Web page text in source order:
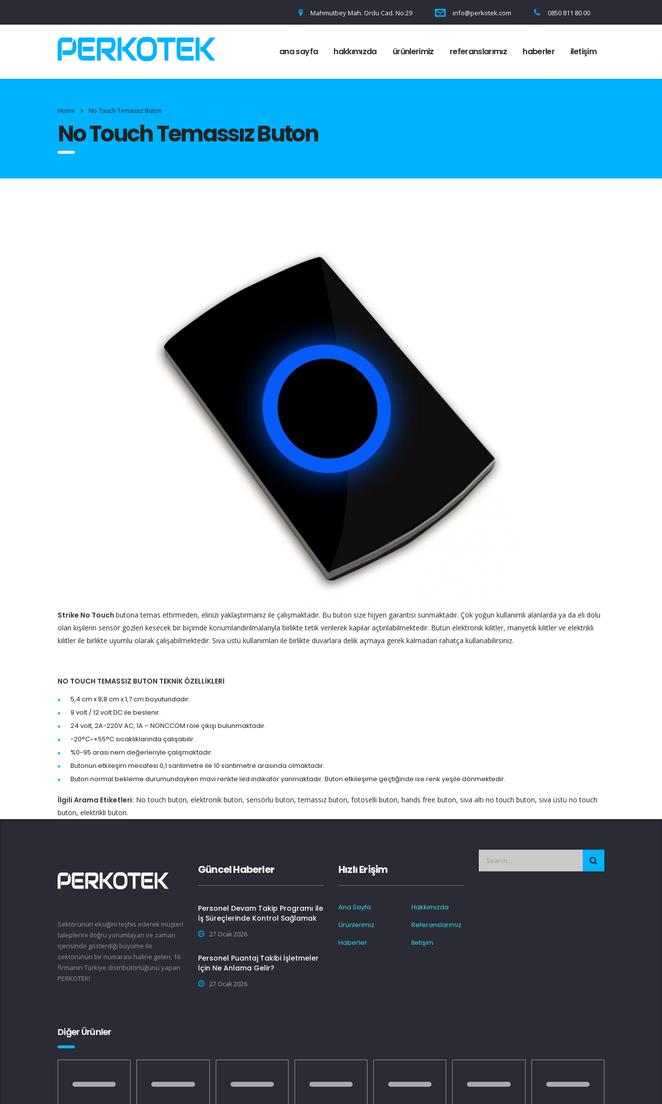
Mahmutbey Mah. Ordu Cad. No:29 info@perkotek.com 0850 811 80 00
ana sayfa hakkımızda ürünlerimiz referanslarımız haberler i̇letişim
Home No Touch Temassız Buton
No Touch Temassız Buton
Strike No Touch butona temas ettirmeden, elinizi yaklaştırmanız ile çalışmaktadır. Bu buton size hijyen garantisi sunmaktadır. Çok yoğun kullanımlı alanlarda ya da eli dolu
olan kişilerin sensör gözleri kesecek bir biçimde konumlandırılmalarıyla birlikte tetik verilerek kapılar açtırılabilmektedir. Bütün elektronik kilitler, manyetik kilitler ve elektrikli
kilitler ile birlikte uyumlu olarak çalışabilmektedir. Sıva üstü kullanımları ile birlikte duvarlara delik açmaya gerek kalmadan rahatça kullanabilirsiniz.
NO TOUCH TEMASSIZ BUTON TEKNİK ÖZELLİKLERİ
5,4 cm x 8,8 cm x 1,7 cm boyutundadır.
9 volt / 12 volt DC ile beslenir.
24 volt, 2A-220V AC, 1A – NONCCOM röle çıkışı bulunmaktadır.
-20°C~+55°C sıcaklıklarında çalışabilir.
%0-95 arası nem değerleriyle çalışmaktadır.
Butonun etkileşim mesafesi 0,1 santimetre ile 10 santimetre arasında olmaktadır.
Buton normal bekleme durumundayken mavi renkte led indikatör yanmaktadır. Buton etkileşime geçtiğinde ise renk yeşile dönmektedir.
İlgili Arama Etiketleri: No touch buton, elektronik buton, sensörlü buton, temassız buton, fotoselli buton, hands free buton, sıva altı no touch buton, sıva üstü no touch
buton, elektrikli buton.
Sektörünün eksiğini teşhis ederek müşteri
taleplerini doğru yorumlayan ve zaman
içerisinde gösterdiği büyüme ile
sektörünün bir numarası haline gelen, 16
firmanın Türkiye distribütörlüğünü yapan
PERKOTEK!
Güncel Haberler
Personel Devam Takip Programı ile
İş Süreçlerinde Kontrol Sağlamak
27 Ocak 2026
Personel Puantaj Takibi İşletmeler
İçin Ne Anlama Gelir?
27 Ocak 2026
Hızlı Erişim
Ana Sayfa
Hakkımızda
Ürünlerimiz
Referanslarımız
Haberler
İletişim
Diğer Ürünler